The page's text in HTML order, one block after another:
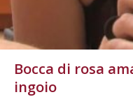
Bocca di rosa
ingoio